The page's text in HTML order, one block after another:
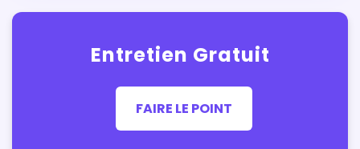
Entretien Gratuit
FAIRE LE POINT